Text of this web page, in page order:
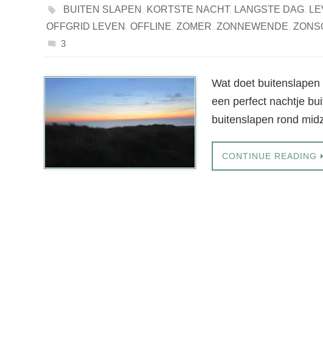
BUITEN SLAPEN , KORTSTE NACHT, LANGSTE DAG,
OFFGRID LEVEN , OFFLINE, ZOMER, ZONNEWENDE,
3
Wat doet
een perfect nachtje
buitenslapen rond
CONTINUE READING